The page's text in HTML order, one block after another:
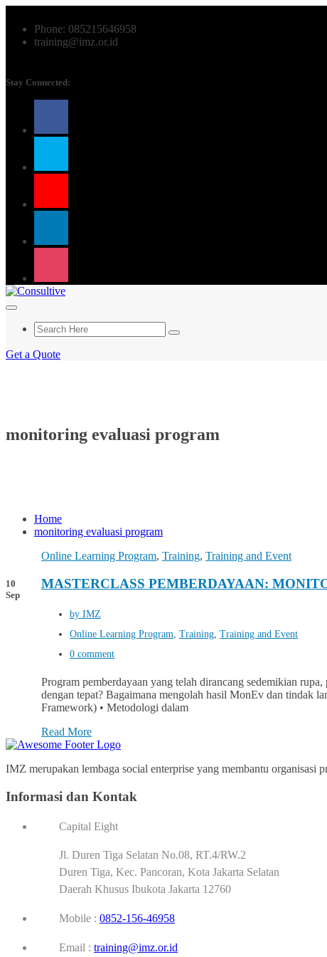
Phone: 085215646958
training@imz.or.id
Stay Connected:
Get a Quote
monitoring evaluasi program
Home
monitoring evaluasi program
10
Sep
Online Learning Program, Training, Training and Event
MASTERCLASS PEMBERDAYAAN:
by IMZ
Online Learning Program, Training, Training and Event
0 comment
Program pemberdayaan yang telah dirancang sedemikian
dengan tepat? Bagaimana mengolah hasil MonEv dan tindak
Framework) • Metodologi dalam
Read More
IMZ merupakan lembaga social enterprise yang membantu organisasi
Informasi dan Kontak
Capital Eight
Jl. Duren Tiga Selatan No.08, RT.4/RW.2
Duren Tiga, Kec. Pancoran, Kota Jakarta Selatan
Daerah Khusus Ibukota Jakarta 12760
Mobile : 0852-156-46958
Email : training@imz.or.id